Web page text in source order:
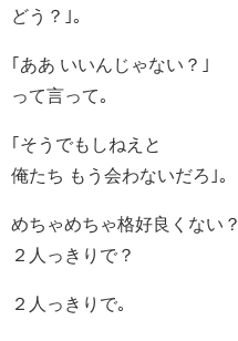
どう？｣｡
｢ああ いいんじゃない？｣
って言って｡
｢そうでもしねえと
俺たち もう会わないだろ｣｡
めちゃめちゃ格好良くない？
２人っきりで？
２人っきりで｡